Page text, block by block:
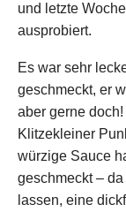
und letzte
ausprobiert.
Es war sehr
geschmeckt, er
aber gerne doch!
Klitzekleiner
würzige Sauce
geschmeckt –
lassen, eine